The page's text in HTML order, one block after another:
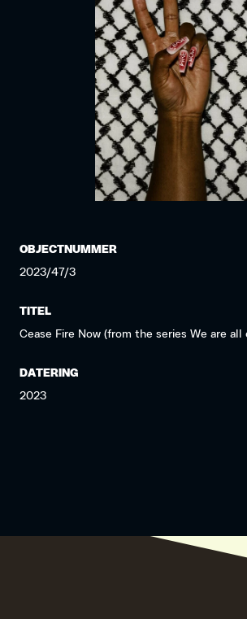
OBJECTNUMMER
2023/47/3
TITEL
Cease Fire Now (from the series We are all
DATERING
2023